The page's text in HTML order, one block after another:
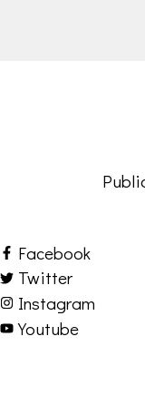
Facebook
Twitter
Instagram
Youtube